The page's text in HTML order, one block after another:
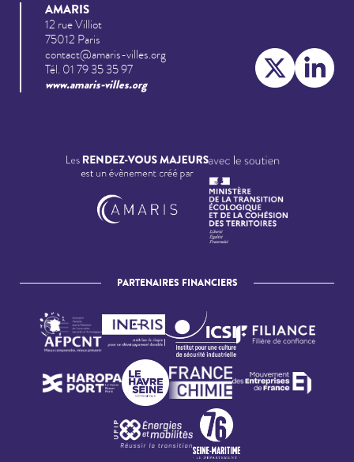
AMARIS
12 rue Villiot
75012 Paris
contact@amaris-villes.org
Tél. 01 79 35 35 97
www.amaris-villes.org
PARTENAIRES FINANCIERS